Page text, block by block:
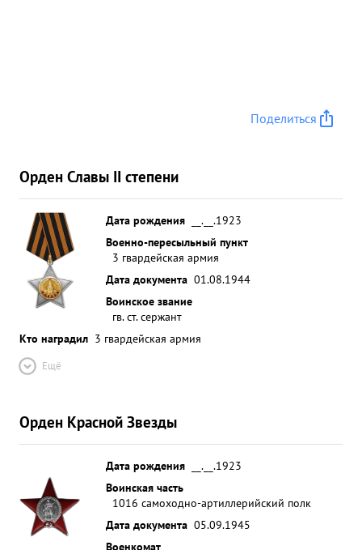
Поделиться
Орден Славы II степени
Дата рождения
__.__.1923
Военно-пересыльный пункт
3 гвардейская армия
Дата документа 01.08.1944
Воинское звание
гв. ст. сержант
Кто наградил 3 гвардейская армия
Ещё
Орден Красной Звезды
Дата рождения
__.__.1923
Воинская часть
1016 самоходно-артиллерийский полк
Дата документа 05.09.1945
Военкомат